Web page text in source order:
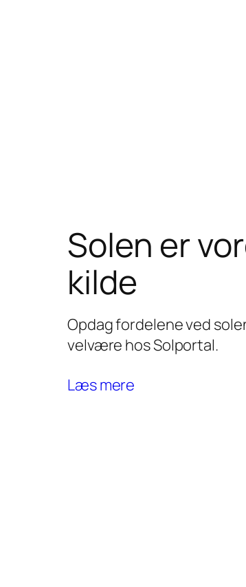
Solen er
kilde
Opdag fordelene ved
velvære hos Solportal.
Læs mere